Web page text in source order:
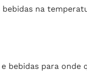
na
bebidas para onde